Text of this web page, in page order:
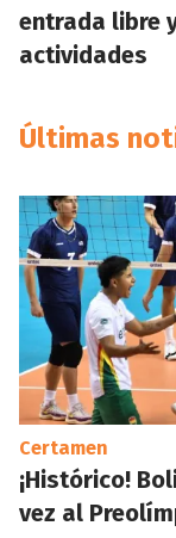
entrada libre
actividades
Últimas
Certamen
¡Histórico!
vez al